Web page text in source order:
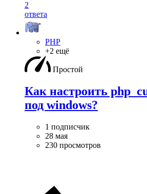
2
ответа
PHP
+2 ещё
Простой
Как настроить
под windows?
1 подписчик
28 мая
230 просмотров